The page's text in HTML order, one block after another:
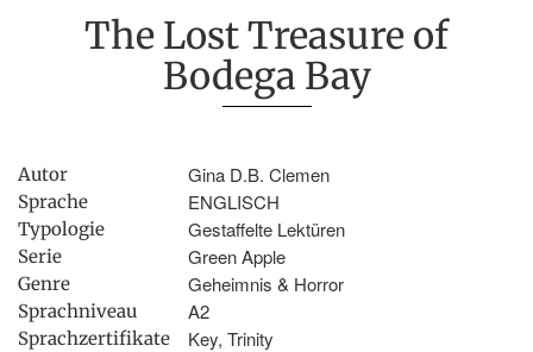
The Lost Treasure of
Bodega Bay
Autor Gina D.B. Clemen
Sprache ENGLISCH
Typologie Gestaffelte Lektüren
Serie Green Apple
Genre Geheimnis & Horror
Sprachniveau A2
Sprachzertifikate Key, Trinity